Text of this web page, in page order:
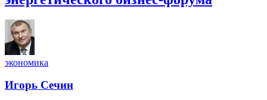
экономика
Игорь Сечин